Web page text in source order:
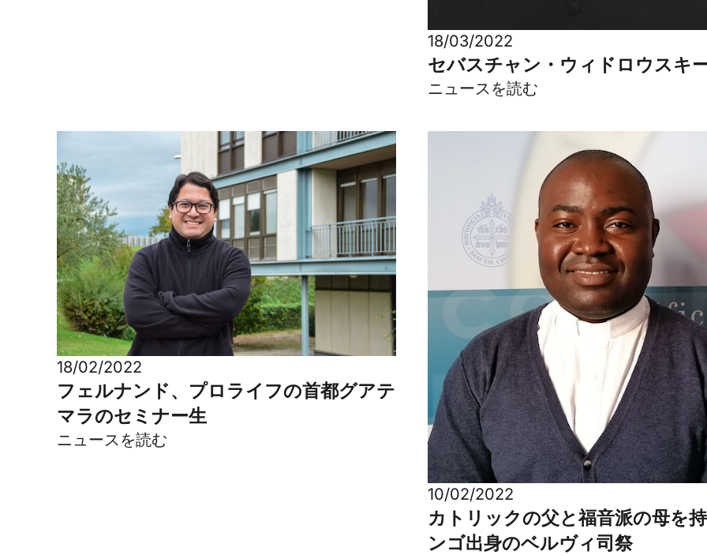
18/03/2022
セバスチャン・ウィドロウスキ
ニュースを読む
18/02/2022
フェルナンド、プロライフの首都グアテ
マラのセミナー生
ニュースを読む
10/02/2022
カトリックの父と福音派の母を
ンゴ出身のベルヴィ司祭